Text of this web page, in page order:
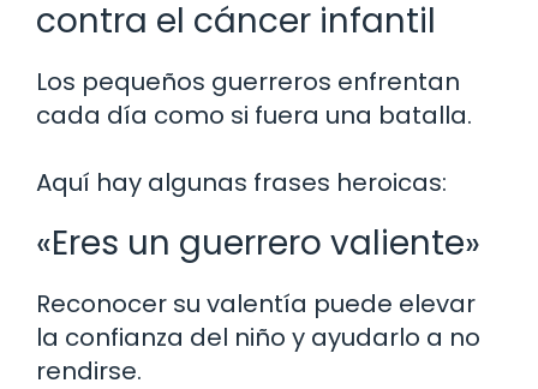
contra el cáncer infantil
Los pequeños guerreros enfrentan
cada día como si fuera una batalla.
Aquí hay algunas frases heroicas:
«Eres un guerrero valiente»
Reconocer su valentía puede elevar
la confianza del niño y ayudarlo a no
rendirse.